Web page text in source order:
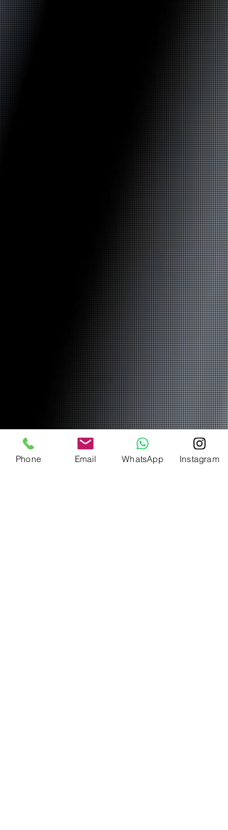
Phone Email WhatsApp Instagram